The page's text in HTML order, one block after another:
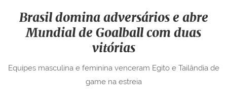
Brasil domina adversários e abre
Mundial de Goalball com duas
vitórias
Equipes masculina e feminina venceram Egito e Tailândia de
game na estreia